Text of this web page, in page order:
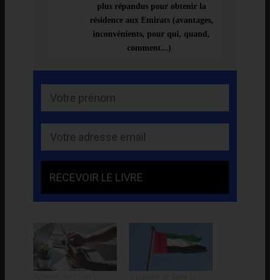
plus répandus pour obtenir la
résidence aux Emirats (avantages,
inconvénients, pour qui, quand,
comment...)
RECEVOIR LE LIVRE